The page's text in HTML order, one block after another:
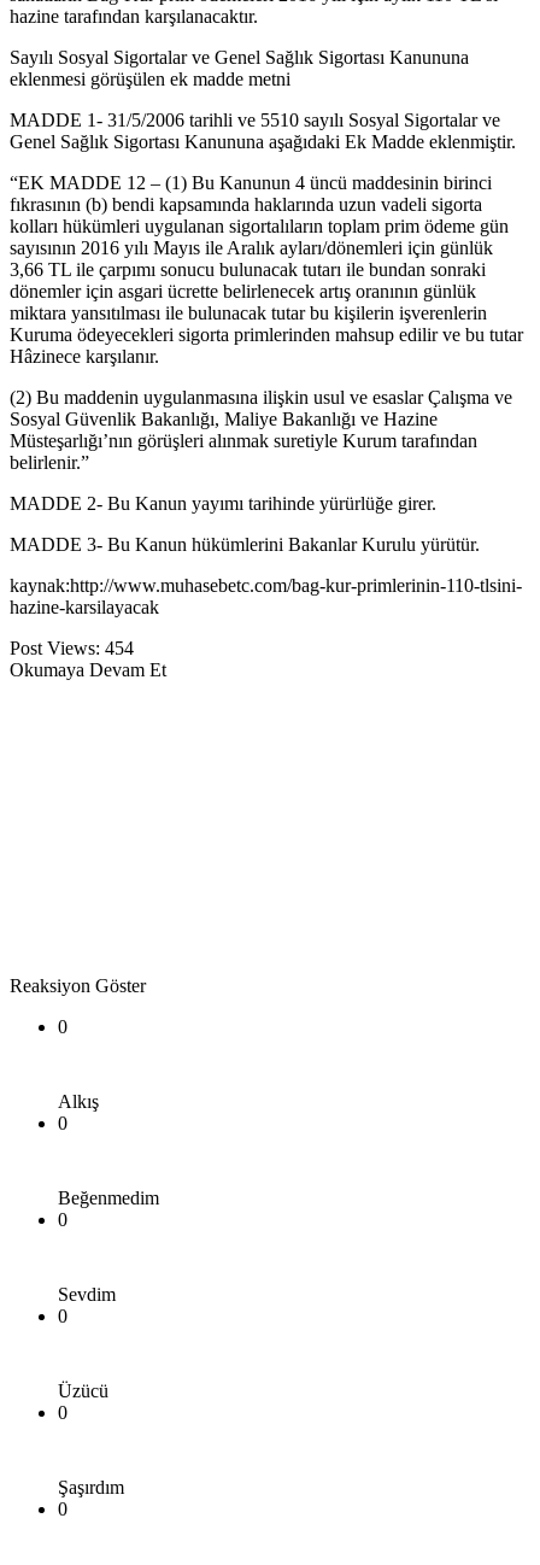
hazine tarafından karşılanacaktır.
Sayılı Sosyal Sigortalar ve Genel Sağlık Sigortası Kanununa
eklenmesi görüşülen ek madde metni
MADDE 1- 31/5/2006 tarihli ve 5510 sayılı Sosyal Sigortalar ve
Genel Sağlık Sigortası Kanununa aşağıdaki Ek Madde eklenmiştir.
“EK MADDE 12 – (1) Bu Kanunun 4 üncü maddesinin birinci
fıkrasının (b) bendi kapsamında haklarında uzun vadeli sigorta
kolları hükümleri uygulanan sigortalıların toplam prim ödeme gün
sayısının 2016 yılı Mayıs ile Aralık ayları/dönemleri için günlük
3,66 TL ile çarpımı sonucu bulunacak tutarı ile bundan sonraki
dönemler için asgari ücrette belirlenecek artış oranının günlük
miktara yansıtılması ile bulunacak tutar bu kişilerin işverenlerin
Kuruma ödeyecekleri sigorta primlerinden mahsup edilir ve bu tutar
Hâzinece karşılanır.
(2) Bu maddenin uygulanmasına ilişkin usul ve esaslar Çalışma ve
Sosyal Güvenlik Bakanlığı, Maliye Bakanlığı ve Hazine
Müsteşarlığı’nın görüşleri alınmak suretiyle Kurum tarafından
belirlenir.”
MADDE 2- Bu Kanun yayımı tarihinde yürürlüğe girer.
MADDE 3- Bu Kanun hükümlerini Bakanlar Kurulu yürütür.
kaynak:http://www.muhasebetc.com/bag-kur-primlerinin-110-tlsini-
hazine-karsilayacak
Post Views: 454
Okumaya Devam Et
Reaksiyon Göster
0
Alkış
0
Beğenmedim
0
Sevdim
0
Üzücü
0
Şaşırdım
0